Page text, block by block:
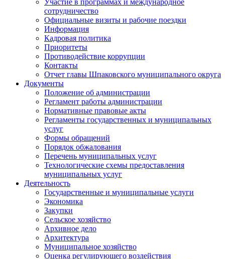
Участие в программах и международное
сотрудничество
Официальные визиты и рабочие поездки
Информация
Кадровая политика
Приоритеты
Противодействие коррупции
Контакты
Отчет главы Шпаковского муниципального округа
Документы
Положение об администрации
Регламент работы администрации
Нормативные правовые акты
Регламенты государственных и муниципальных
услуг
Формы обращений
Порядок обжалования
Перечень муниципальных услуг
Технологические схемы предоставления
муниципальных услуг
Деятельность
Государственные и муниципальные услуги
Экономика
Закупки
Сельское хозяйство
Архивное дело
Архитектура
Муниципальное хозяйство
Оценка регулирующего воздействия